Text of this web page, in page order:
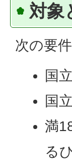
対象
次の要
国
国
満
る